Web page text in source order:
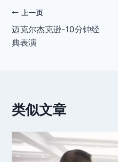
文
章
上一页
迈克尔杰克逊-10分钟经
典表演
类似文章